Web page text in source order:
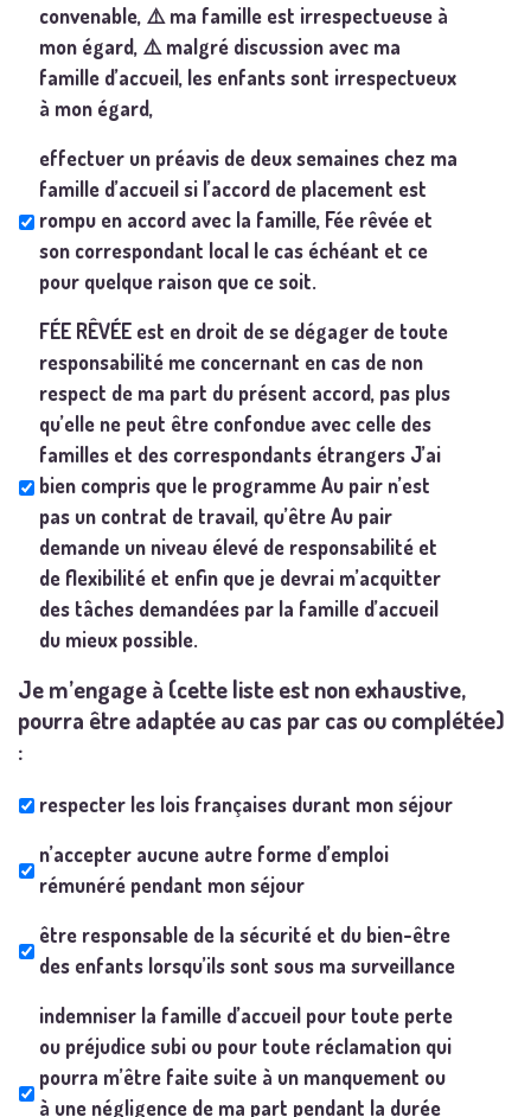
convenable, ⚠️ ma famille est irrespectueuse à
mon égard, ⚠️ malgré discussion avec ma
famille d’accueil, les enfants sont irrespectueux
à mon égard,
effectuer un préavis de deux semaines chez ma
famille d’accueil si l’accord de placement est
rompu en accord avec la famille, Fée rêvée et
son correspondant local le cas échéant et ce
pour quelque raison que ce soit.
FÉE RÊVÉE est en droit de se dégager de toute
responsabilité me concernant en cas de non
respect de ma part du présent accord, pas plus
qu’elle ne peut être confondue avec celle des
familles et des correspondants étrangers J’ai
bien compris que le programme Au pair n’est
pas un contrat de travail, qu’être Au pair
demande un niveau élevé de responsabilité et
de flexibilité et enfin que je devrai m’acquitter
des tâches demandées par la famille d’accueil
du mieux possible.
Je m’engage à (cette liste est non exhaustive,
pourra être adaptée au cas par cas ou complétée)
:
respecter les lois françaises durant mon séjour
n’accepter aucune autre forme d’emploi
rémunéré pendant mon séjour
être responsable de la sécurité et du bien-être
des enfants lorsqu’ils sont sous ma surveillance
indemniser la famille d’accueil pour toute perte
ou préjudice subi ou pour toute réclamation qui
pourra m’être faite suite à un manquement ou
à une négligence de ma part pendant la durée